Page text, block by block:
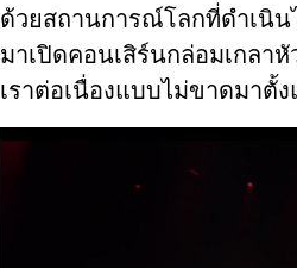
ด้วยสถานการณ์โลกที่ดำเนิน
มาเปิดคอนเสิร์นกล่อมเกลา
เราต่อเนื่องแบบไม่ขาดมาตั้